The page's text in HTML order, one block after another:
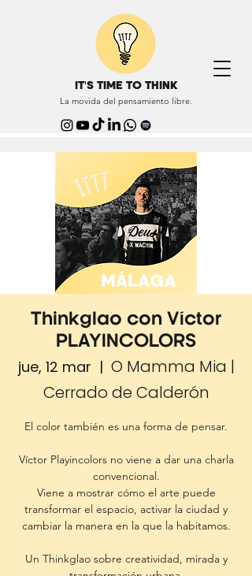
IT'S TIME TO THINK
La movida del pensamiento libre.
Thinkglao con Víctor
PLAYINCOLORS
jue, 12 mar
  |
O Mamma Mia |
Cerrado de Calderón
El color también es una forma de pensar.
Víctor Playincolors no viene a dar una charla
convencional.
Viene a mostrar cómo el arte puede
transformar el espacio, activar la ciudad y
cambiar la manera en la que la habitamos.
Un Thinkglao sobre creatividad, mirada y